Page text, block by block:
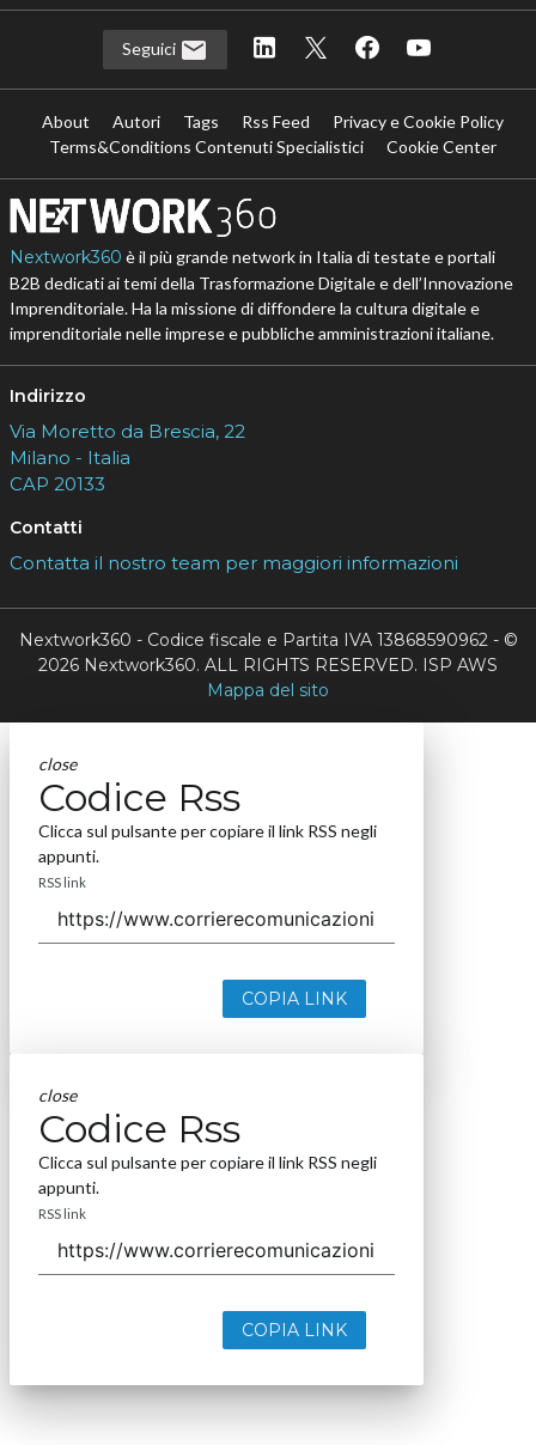
Seguici
About Autori Tags Rss Feed
Privacy e Cookie Policy
Terms&Conditions Contenuti Specialistici
Cookie Center
Nextwork360 è il più grande network in Italia di testate e portali
B2B dedicati ai temi della Trasformazione Digitale e dell’Innovazione
Imprenditoriale. Ha la missione di diffondere la cultura digitale e
imprenditoriale nelle imprese e pubbliche amministrazioni italiane.
Indirizzo
Via Moretto da Brescia, 22
Milano - Italia
CAP 20133
Contatti
Contatta il nostro team per maggiori informazioni
Nextwork360 - Codice fiscale e Partita IVA 13868590962 - ©
2026 Nextwork360. ALL RIGHTS RESERVED. ISP AWS
Mappa del sito
close
Codice Rss
Clicca sul pulsante per copiare il link RSS negli
appunti.
RSS link
COPIA LINK
close
Codice Rss
Clicca sul pulsante per copiare il link RSS negli
appunti.
RSS link
COPIA LINK